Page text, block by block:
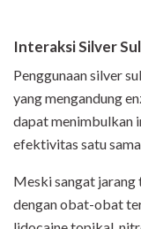
Interaksi Silver
Penggunaan silver
yang mengandung
dapat menimbulkan
efektivitas satu
Meski sangat jarang
dengan obat-obat